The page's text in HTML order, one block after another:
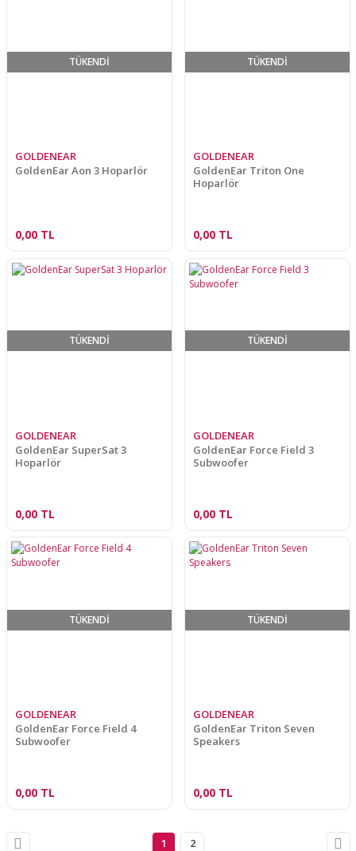
TÜKENDİ
GOLDENEAR
GoldenEar Aon 3 Hoparlör
0,00 TL
TÜKENDİ
GOLDENEAR
GoldenEar Triton One
Hoparlör
0,00 TL
TÜKENDİ
GOLDENEAR
GoldenEar SuperSat 3
Hoparlör
0,00 TL
TÜKENDİ
GOLDENEAR
GoldenEar Force Field 3
Subwoofer
0,00 TL
TÜKENDİ
GOLDENEAR
GoldenEar Force Field 4
Subwoofer
0,00 TL
TÜKENDİ
GOLDENEAR
GoldenEar Triton Seven
Speakers
0,00 TL
1 2